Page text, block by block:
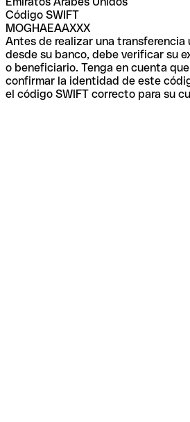
Código SWIFT
MOGHAEAAXXX
Antes de realizar una
desde su banco, debe verificar su
o beneficiario. Tenga en cuenta
confirmar la identidad de este
el código SWIFT correcto para su